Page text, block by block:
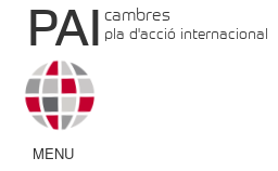
PAI cambres
pla d'acció internacional